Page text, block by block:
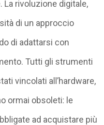
rivoluzione digitale,
di un approccio
di adattarsi con
Tutti gli strumenti
vincolati all’hardware,
ormai obsoleti: le
ad acquistare più